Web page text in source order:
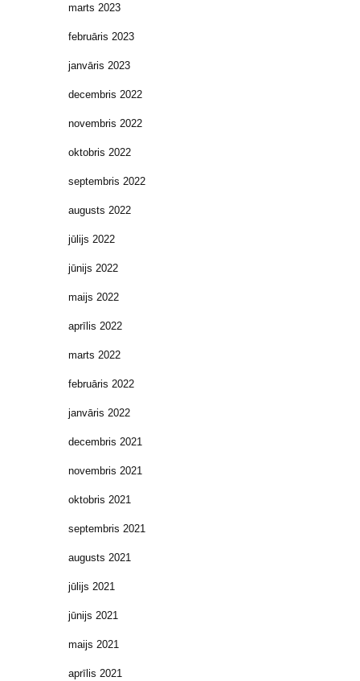
marts 2023
februāris 2023
janvāris 2023
decembris 2022
novembris 2022
oktobris 2022
septembris 2022
augusts 2022
jūlijs 2022
jūnijs 2022
maijs 2022
aprīlis 2022
marts 2022
februāris 2022
janvāris 2022
decembris 2021
novembris 2021
oktobris 2021
septembris 2021
augusts 2021
jūlijs 2021
jūnijs 2021
maijs 2021
aprīlis 2021